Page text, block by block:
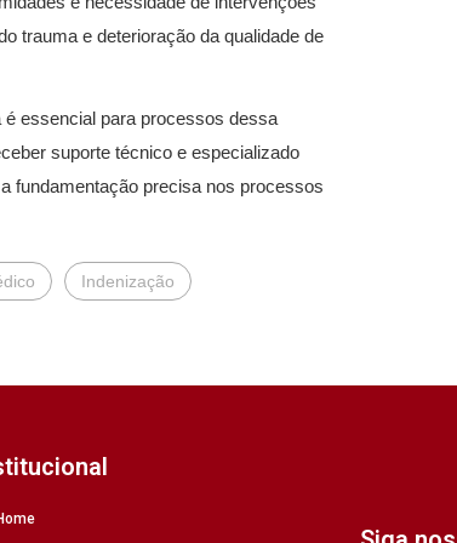
trauma e deterioração da qualidade de
essencial para processos dessa
suporte técnico e especializado
fundamentação precisa nos processos
Indenização